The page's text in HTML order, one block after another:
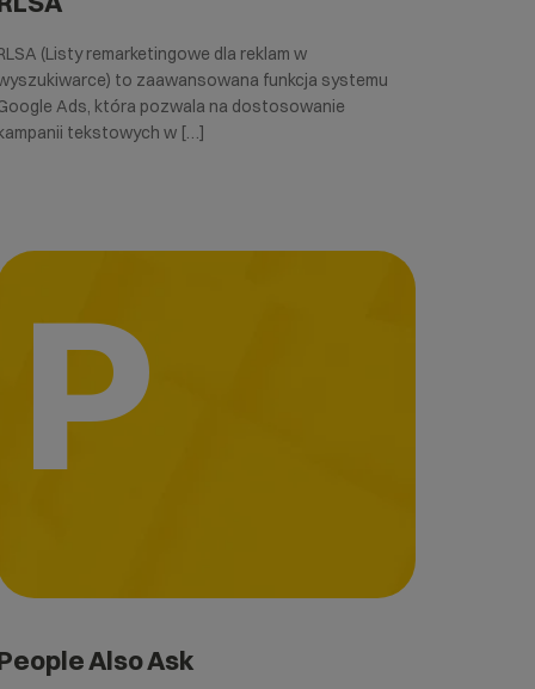
(Listy remarketingowe dla reklam w
to zaawansowana funkcja systemu
Ads, która pozwala na dostosowanie
tekstowych w […]
P
Also Ask